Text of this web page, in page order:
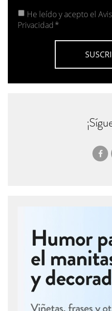
He leído y acepto el
Privacidad *